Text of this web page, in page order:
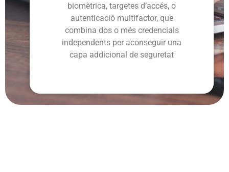
biomètrica, targetes d’accés, o
autenticació multifactor, que
combina dos o més credencials
independents per aconseguir una
capa addicional de seguretat